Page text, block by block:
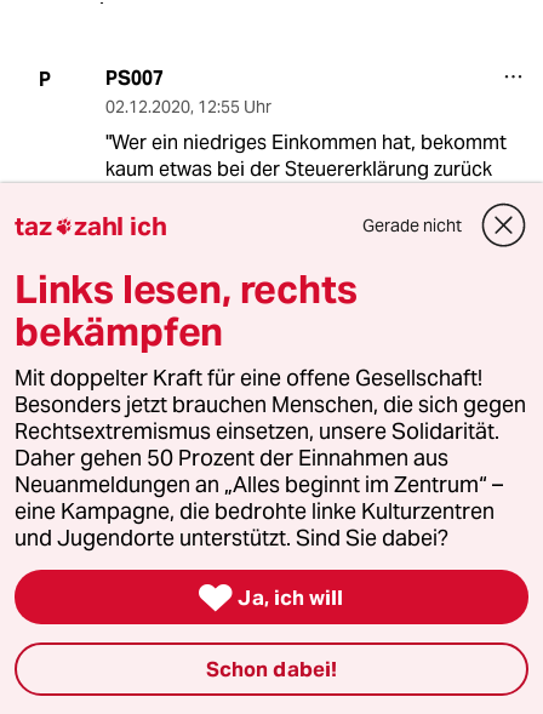
P PS007
02.12.2020, 12:55 Uhr
"Wer ein niedriges Einkommen hat, bekommt
kaum etwas bei der Steuererklärung zurück
und geht bei der Entfernungspauschale eher
leer aus."
Die Ursache liegt hier einzig und allein in der
geringen Besteuerung von niedrigen
Einkommen. Das ist doch gesellschaftlich
POSITIV zu sehen!
Ich würde auch gerne auf die
Entfernungspauschale im Tausch für
Steuerfreiheit verzichten.
08:40 Uhr
Der geldwerte Vorteil von Dienstwägen wird
jetzt schon versteuert.
taz zahl ich Gerade nicht
Links lesen, rechts
bekämpfen
Mit doppelter Kraft für eine offene Gesellschaft!
Besonders jetzt brauchen Menschen, die sich gegen
Rechtsextremismus einsetzen, unsere Solidarität.
Daher gehen 50 Prozent der Einnahmen aus
Neuanmeldungen an „Alles beginnt im Zentrum“ –
eine Kampagne, die bedrohte linke Kulturzentren
und Jugendorte unterstützt. Sind Sie dabei?
 Ja, ich will
Schon dabei!